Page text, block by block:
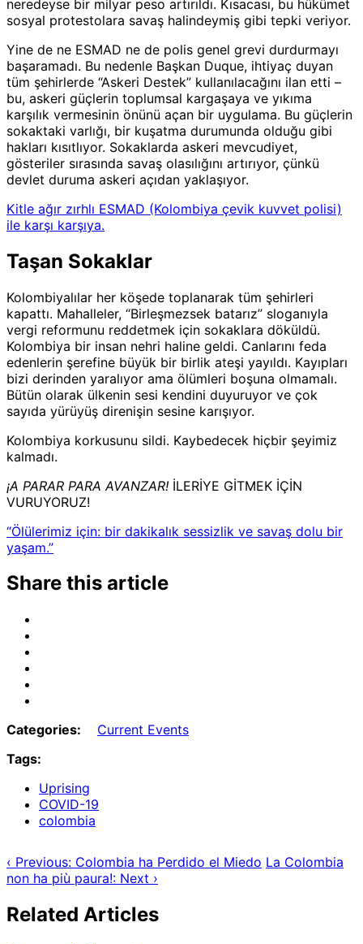
neredeyse bir milyar peso artırıldı. Kısacası, bu hükümet
sosyal protestolara savaş halindeymiş gibi tepki veriyor.
Yine de ne ESMAD ne de polis genel grevi durdurmayı
başaramadı. Bu nedenle Başkan Duque, ihtiyaç duyan
tüm şehirlerde “Askeri Destek” kullanılacağını ilan etti –
bu, askeri güçlerin toplumsal kargaşaya ve yıkıma
karşılık vermesinin önünü açan bir uygulama. Bu güçlerin
sokaktaki varlığı, bir kuşatma durumunda olduğu gibi
hakları kısıtlıyor. Sokaklarda askeri mevcudiyet,
gösteriler sırasında savaş olasılığını artırıyor, çünkü
devlet duruma askeri açıdan yaklaşıyor.
Kitle ağır zırhlı ESMAD (Kolombiya çevik kuvvet polisi)
ile karşı karşıya.
Taşan Sokaklar
Kolombiyalılar her köşede toplanarak tüm şehirleri
kapattı. Mahalleler, “Birleşmezsek batarız” sloganıyla
vergi reformunu reddetmek için sokaklara döküldü.
Kolombiya bir insan nehri haline geldi. Canlarını feda
edenlerin şerefine büyük bir birlik ateşi yayıldı. Kayıpları
bizi derinden yaralıyor ama ölümleri boşuna olmamalı.
Bütün olarak ülkenin sesi kendini duyuruyor ve çok
sayıda yürüyüş direnişin sesine karışıyor.
Kolombiya korkusunu sildi. Kaybedecek hiçbir şeyimiz
kalmadı.
¡A PARAR PARA AVANZAR! İLERİYE GİTMEK İÇİN
VURUYORUZ!
“Ölülerimiz için: bir dakikalık sessizlik ve savaş dolu bir
yaşam.”
Share this article
Tumblr
Categories:
Current Events
Tags:
Uprising
COVID-19
colombia
‹ Previous: Colombia ha Perdido el Miedo La Colombia
non ha più paura!: Next ›
Related Articles